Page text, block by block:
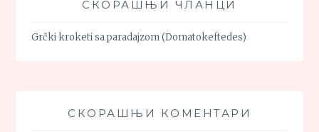
СКОРАШЊИ ЧЛАНЦИ
Grčki kroketi sa paradajzom (Domatokeftedes)
СКОРАШЊИ КОМЕНТАРИ